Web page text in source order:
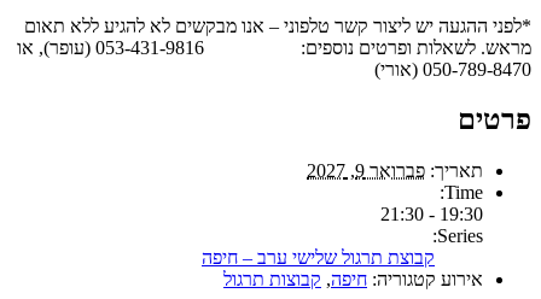
*לפני ההגעה יש ליצור קשר טלפוני – אנו מבקשים לא להגיע ללא תאום
מראש. לשאלות ופרטים נוספים: 053-431-9816 (עופר), או
050-789-8470 (אורי)
פרטים
תאריך: פברואר 9, 2027
Time:
19:30 - 21:30
Series:
קבוצת תרגול שלישי ערב – חיפה
אירוע קטגוריה: חיפה, קבוצות תרגול